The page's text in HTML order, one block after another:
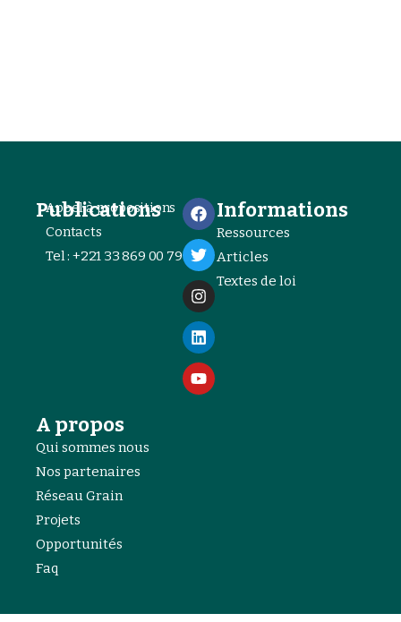
Publications
Appel à propositions
Contacts
Tel : +221 33 869 00 79
Informations
Ressources
Articles
Textes de loi
A propos
Qui sommes nous
Nos partenaires
Réseau Grain
Projets
Opportunités
Faq